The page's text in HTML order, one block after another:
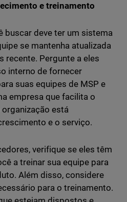
e treinamento
buscar deve ter um sistema
se mantenha atualizada
recente. Pergunte a eles
interno de fornecer
suas equipes de MSP e
empresa que facilita o
está
e o serviço.
verifique se eles têm
a treinar sua equipe para
Além disso, considere
para o treinamento.